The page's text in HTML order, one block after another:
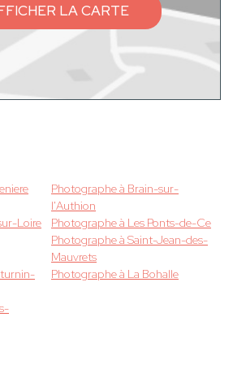
LA CARTE
Photographe à Brain-sur-
l'Authion
Loire
Photographe à Les Ponts-de-Ce
Photographe à Saint-Jean-des-
Mauvrets
Photographe à La Bohalle